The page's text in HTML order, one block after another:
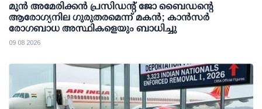
മുന്‍ അമേരിക്കന്‍ പ്രസിഡന്റ് ജോ ബൈഡന്റെ
ആരോഗ്യനില ഗുരുതരമെന്ന് മകന്‍; കാന്‍സര്‍
രോഗബാധ അസ്ഥികളെയും ബാധിച്ചു
09 08 2026